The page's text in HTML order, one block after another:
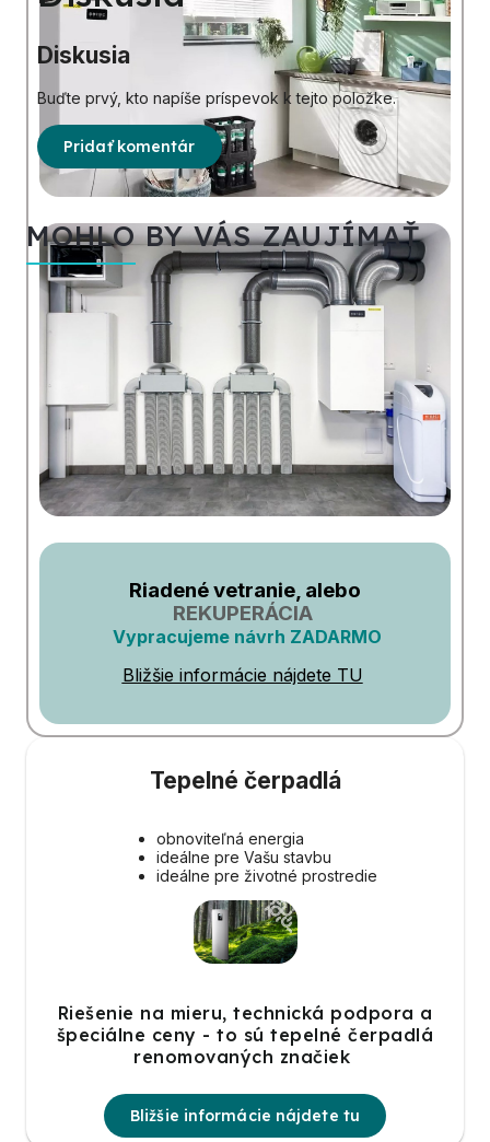
Diskusia
Buďte prvý, kto napíše príspevok k tejto položke.
Pridať komentár
MOHLO BY VÁS ZAUJÍMAŤ
Riadené vetranie, alebo
REKUPERÁCIA
Vypracujeme návrh ZADARMO
Bližšie informácie nájdete TU
Tepelné čerpadlá
obnoviteľná energia
ideálne pre Vašu stavbu
ideálne pre životné prostredie
Riešenie na mieru, technická podpora a
špeciálne ceny - to sú tepelné čerpadlá
renomovaných značiek
Bližšie informácie nájdete tu